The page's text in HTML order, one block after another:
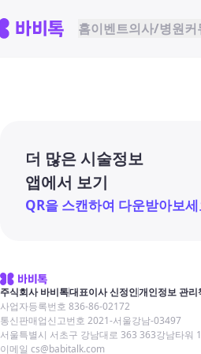
홈이벤트의사/병원커
더 많은 시술정보
앱에서 보기
QR을 스캔하여 다운받아보세
주식회사 바비톡대표이사 신정인개인정보 관리
사업자등록번호 836-86-02172
통신판매업신고번호 2021-서울강남-03497
서울특별시 서초구 강남대로 363 363강남타워
이메일 cs@babitalk.com